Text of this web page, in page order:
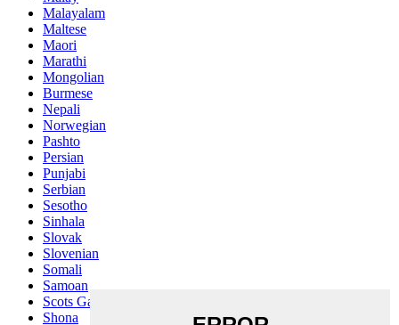
Malayalam
Maltese
Maori
Marathi
Mongolian
Burmese
Nepali
Norwegian
Pashto
Persian
Punjabi
Serbian
Sesotho
Sinhala
Slovak
Slovenian
Somali
Samoan
Scots Gaelic
Shona